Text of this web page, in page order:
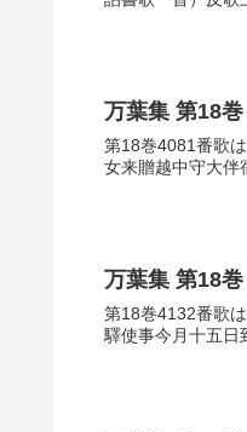
万葉集 第18
第18巻4081番歌
女来贈越中守大伴
万葉集 第18
第18巻4132番歌
驛使事今月十五日